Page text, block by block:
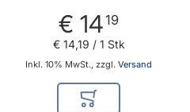
Rezepte für Gerichte
mit Mohn von Mohn
Amour
€ 1419
Inkl. 10% MwSt., zzgl. Versand
€ 14,19 / 1 Stk
In den Warenkorb